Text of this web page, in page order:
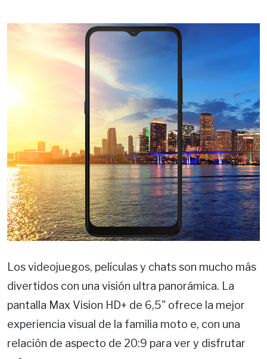
Los videojuegos, películas y chats son mucho más
divertidos con una visión ultra panorámica. La
pantalla Max Vision HD+ de 6,5" ofrece la mejor
experiencia visual de la familia moto e, con una
relación de aspecto de 20:9 para ver y disfrutar